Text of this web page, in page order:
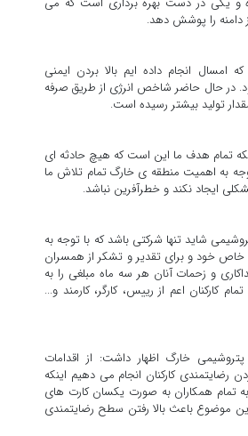
دامنه را پوشش دهد.
امسال انجام داده ایم بالا بردن ایمنی
در حال حاضر شاخص انرژی از طریق صرفه
تمام هدف ما این است که هیچ حادثه ای
توجه به اهمیت منطقه ی خارگ تمام تلاش ما
ایجاد نکند و خطرآفرین نباشد.
شاید تنها شرکتی باشد که با توجه به
خود و برای تقدیر و تشکر از همسران
و زحمات آنان هر سه ماه مبلغی را به
کارکنان اعم از رییس، کارگر، کارمند و...
خارگ اظهار داشت: از اقدامات
رضایتمندی کارکنان انجام می دهیم اینکه
تمام همکاران به صورت یکسان کارت های
موضوع باعث بالا رفتن سطح رضایتمندی